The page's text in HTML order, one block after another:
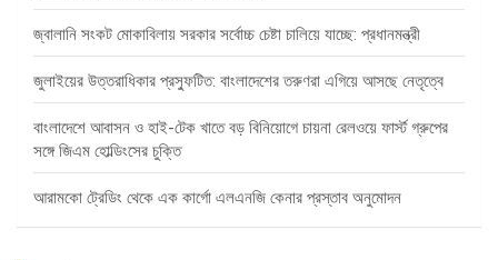
জ্বালানি সংকট মোকাবিলায় সরকার সর্বোচ্চ চেষ্টা চালিয়ে যাচ্ছে: প্রধানমন্ত্রী
জুলাইয়ের উত্তরাধিকার প্রস্ফুটিত: বাংলাদেশের তরুণরা এগিয়ে আসছে নেতৃত্বে
বাংলাদেশে আবাসন ও হাই-টেক খাতে বড় বিনিয়োগে চায়না রেলওয়ে ফার্স্ট গ্রুপের
সঙ্গে জিএম হোল্ডিংসের চুক্তি
আরামকো ট্রেডিং থেকে এক কার্গো এলএনজি কেনার প্রস্তাব অনুমোদন